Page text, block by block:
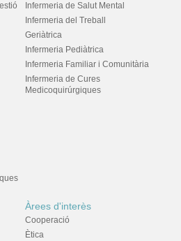
Infermeria de Salut Mental
Infermeria del Treball
Geriàtrica
Infermeria Pediàtrica
Infermeria Familiar i Comunitària
Infermeria de Cures
Medicoquirúrgiques
Àrees d'interès
Cooperació
Ètica